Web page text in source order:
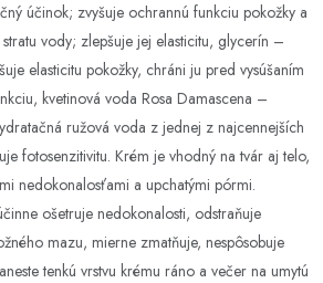
účinok; zvyšuje ochrannú funkciu pokožky a
vody; zlepšuje jej elasticitu, glycerín –
elasticitu pokožky, chráni ju pred vysúšaním
kvetinová voda Rosa Damascena –
ružová voda z jednej z najcennejších
fotosenzitivitu. Krém je vhodný na tvár aj telo,
nedokonalosťami a upchatými pórmi.
ošetruje nedokonalosti, odstraňuje
mazu, mierne zmatňuje, nespôsobuje
tenkú vrstvu krému ráno a večer na umytú